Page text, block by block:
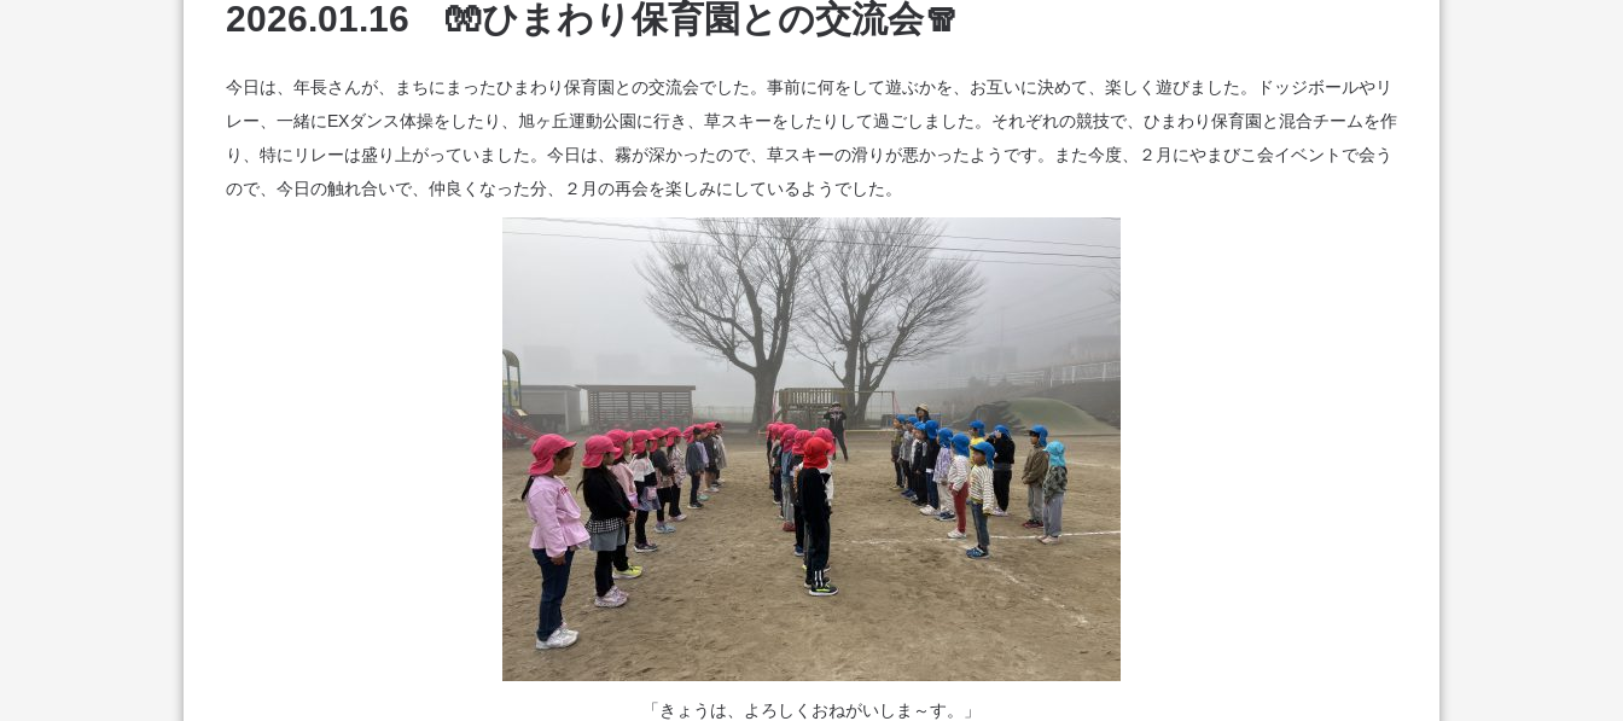
2026.01.16 🧤ひまわり保育園との交流会🧣
今日は、年長さんが、まちにまったひまわり保育園との交流会でした。事前に何をして遊ぶかを、お互いに決めて、楽しく遊びました。ドッジボールやリ
レー、一緒にEXダンス体操をしたり、旭ヶ丘運動公園に行き、草スキーをしたりして過ごしました。それぞれの競技で、ひまわり保育園と混合チームを作
り、特にリレーは盛り上がっていました。今日は、霧が深かったので、草スキーの滑りが悪かったようです。また今度、２月にやまびこ会イベントで会う
ので、今日の触れ合いで、仲良くなった分、２月の再会を楽しみにしているようでした。
「きょうは、よろしくおねがいしま～す。」